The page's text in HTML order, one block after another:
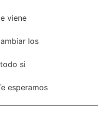
viene
los
si
esperamos